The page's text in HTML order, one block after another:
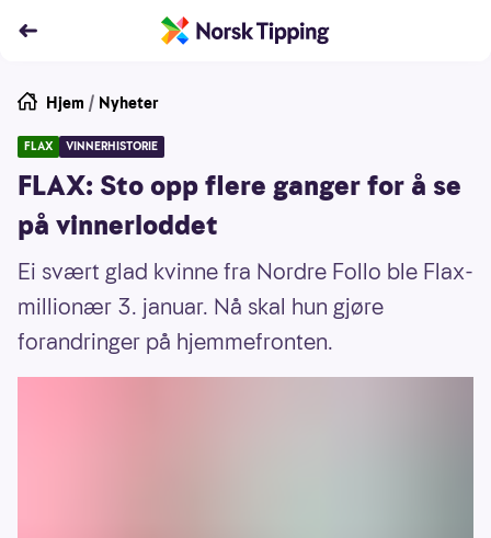
Hjem / Nyheter
FLAX VINNERHISTORIE
FLAX: Sto opp flere ganger for å se
på vinnerloddet
Ei svært glad kvinne fra Nordre Follo ble Flax-
millionær 3. januar. Nå skal hun gjøre
forandringer på hjemmefronten.